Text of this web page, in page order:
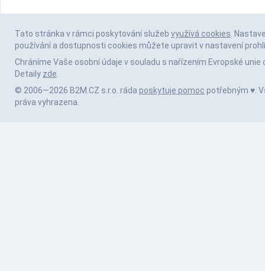
Tato stránka v rámci poskytování služeb využívá cookies.
používání a dostupnosti cookies můžete upravit v nastavení
Chráníme Vaše osobní údaje v souladu s nařízením Evropské unie
Detaily zde.
© 2006—2026 B2M.CZ s.r.o. ráda poskytuje pomoc potřebným ♥️.
práva vyhrazena.